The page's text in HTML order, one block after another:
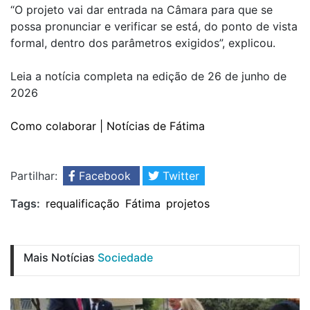
“O projeto vai dar entrada na Câmara para que se
possa pronunciar e verificar se está, do ponto de vista
formal, dentro dos parâmetros exigidos”, explicou.
Leia a notícia completa na edição de 26 de junho de
2026
Como colaborar | Notícias de Fátima
Partilhar: Facebook
Twitter
Tags: requalificação Fátima projetos
Mais Notícias Sociedade